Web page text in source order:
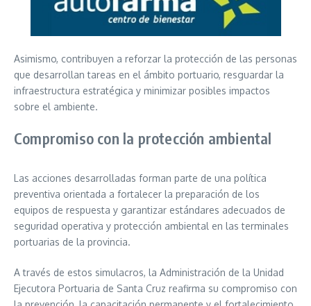
Asimismo, contribuyen a reforzar la protección de las personas
que desarrollan tareas en el ámbito portuario, resguardar la
infraestructura estratégica y minimizar posibles impactos
sobre el ambiente.
Compromiso con la protección ambiental
Las acciones desarrolladas forman parte de una política
preventiva orientada a fortalecer la preparación de los
equipos de respuesta y garantizar estándares adecuados de
seguridad operativa y protección ambiental en las terminales
portuarias de la provincia.
A través de estos simulacros, la Administración de la Unidad
Ejecutora Portuaria de Santa Cruz reafirma su compromiso con